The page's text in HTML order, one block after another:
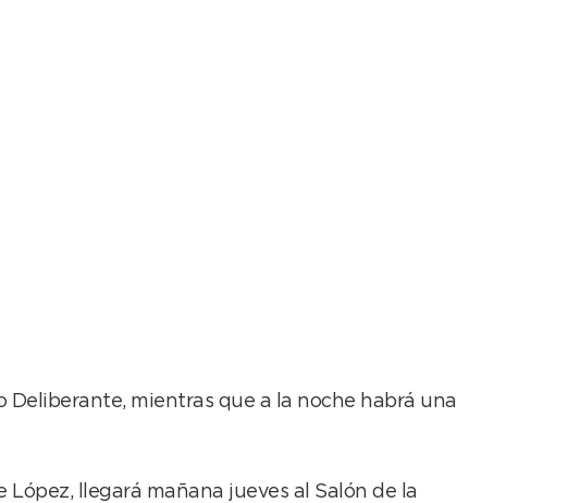
Deliberante, mientras que a la noche habrá una
llegará mañana jueves al Salón de la